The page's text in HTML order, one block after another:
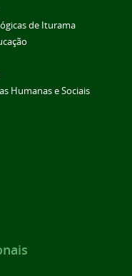
de Iturama
Humanas e Sociais